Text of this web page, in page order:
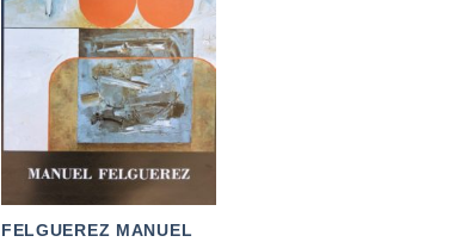
+
FELGUEREZ MANUEL